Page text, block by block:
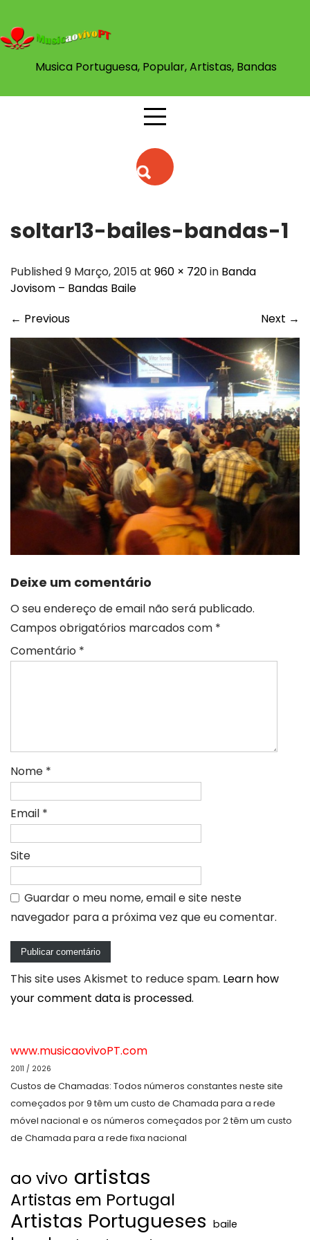
content
Musica Portuguesa, Popular, Artistas, Bandas
soltar13-bailes-bandas-1
Published 9 Março, 2015 at 960 × 720in Banda
Jovisom – Bandas Baile
← Previous Next →
Deixe um comentário
O seu endereço de email não será publicado.
Campos obrigatórios marcados com *
Comentário *
Nome *
Email *
Site
Guardar o meu nome, email e site neste
navegador para a próxima vez que eu comentar.
This site uses Akismet to reduce spam. Learn how
your comment data is processed.
www.musicaovivoPT.com
2011 / 2026
Custos de Chamadas: Todos números constantes neste site
começados por 9 têm um custo de Chamada para a rede
móvel nacional e os números começados por 2 têm um custo
de Chamada para a rede fixa nacional
ao vivo artistas
Artistas em Portugal
Artistas Portugueses baile